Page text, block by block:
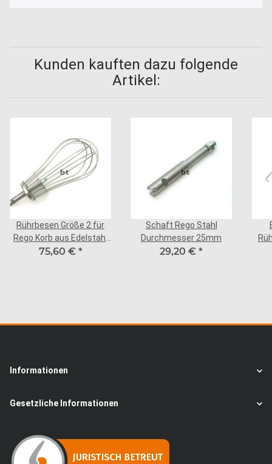
Kunden kauften dazu folgende
Artikel:
Rührbesen Größe 2 für
Rego Korb aus Edelstahl
Schaft aus Stahl
75,60 € *
Schaft Rego Stahl
Durchmesser 25mm
29,20 € *
Informationen
Gesetzliche Informationen